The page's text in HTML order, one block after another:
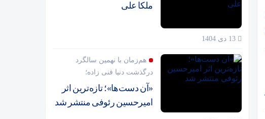
ملکا علی
هم‌زمان با نهمین سالگرد
درگذشت دنیا فنی زاده؛
«آن دست‌ها»؛ تازه‌ترین اثر
امیرحسین رئوفی منتشر شد